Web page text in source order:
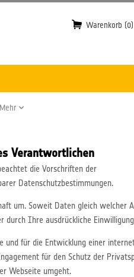
Warenkorb (0)
Mehr
Verantwortlichen
die Vorschriften der
Datenschutzbestimmungen.
um. Soweit Daten gleich welcher
durch Ihre ausdrückliche
und für die Entwicklung einer
für den Schutz der
Webseite umgeht.